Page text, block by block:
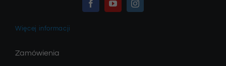
Więcej informacji
Zamówienia